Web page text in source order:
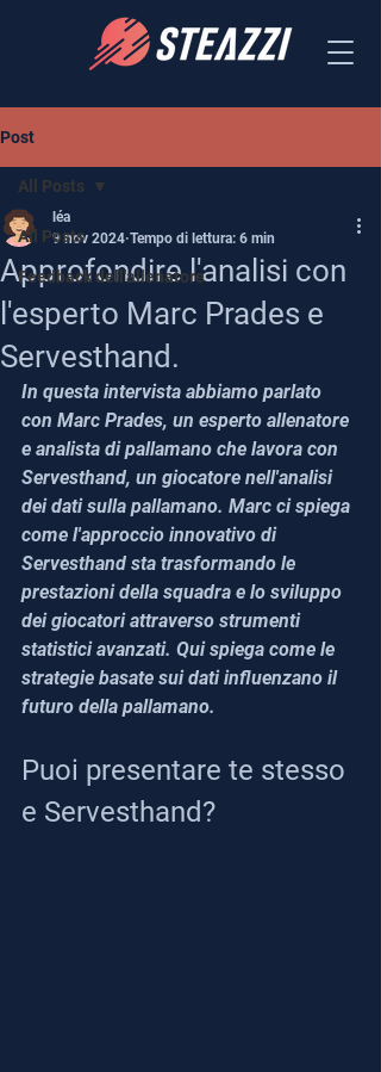
Post
All Posts
Feedback dell'allenatore
All Posts
Approfondire l'analisi con
l'esperto Marc Prades e
Servesthand.
léa
9 nov 2024 Tempo di lettura: 6 min
In questa intervista abbiamo parlato
con Marc Prades, un esperto allenatore
e analista di pallamano che lavora con
Servesthand, un giocatore nell'analisi
dei dati sulla pallamano. Marc ci spiega
come l'approccio innovativo di
Servesthand sta trasformando le
prestazioni della squadra e lo sviluppo
dei giocatori attraverso strumenti
statistici avanzati. Qui spiega come le
strategie basate sui dati influenzano il
futuro della pallamano.
Puoi presentare te stesso
e Servesthand?